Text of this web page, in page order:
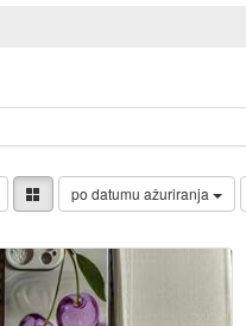
po datumu ažuriranja